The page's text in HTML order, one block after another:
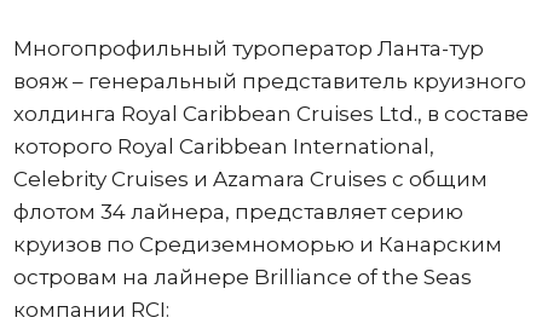
Многопрофильный туроператор Ланта-тур
вояж – генеральный представитель круизного
холдинга Royal Caribbean Cruises Ltd., в составе
которого Royal Caribbean International,
Celebrity Cruises и Azamara Cruises с общим
флотом 34 лайнера, представляет серию
круизов по Средиземноморью и Канарским
островам на лайнере Brilliance of the Seas
компании RCI: